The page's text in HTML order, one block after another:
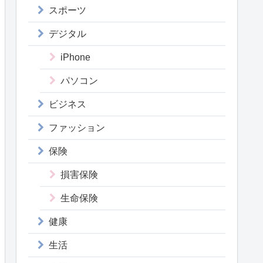
スポーツ
デジタル
iPhone
パソコン
ビジネス
ファッション
保険
損害保険
生命保険
健康
生活